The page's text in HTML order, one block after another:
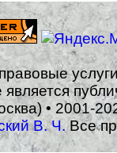
• 2001-
В. Ч.Все